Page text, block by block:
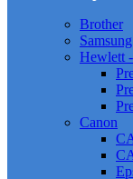
Brother
Samsung
Hewlett
Canon